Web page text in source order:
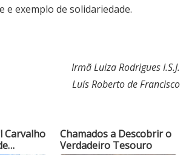
e exemplo de solidariedade.
Irmã Luiza Rodrigues I.S.J.
Luís Roberto de Francisco
Carvalho
Chamados a Descobrir o
Verdadeiro Tesouro